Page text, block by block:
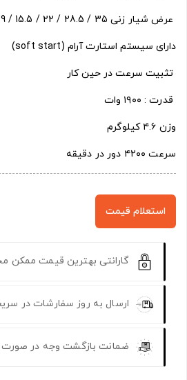
عرض شیار زنی 35 / 28.5 / 22 / 15.5 / 9 میلی متر
دارای سیستم استارت آرام (soft start)
تثبیت سرعت در حین کار
قدرت : ۱۹۰۰ وات
وزن ۴.۶ کیلوگرم
سرعت ۴۲۰۰ دور در دقیقه
استعلام قیمت
گارانتی بهترین قیمت ممکن
ارسال به روز سفارشات در
ضمانت بازگشت وجه در